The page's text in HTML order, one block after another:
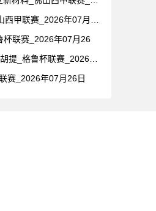
杯联赛_2026年07月26
赛_2026年07月26日